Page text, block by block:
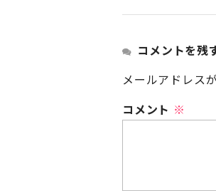
コメントを残
メールアドレス
コメント ※